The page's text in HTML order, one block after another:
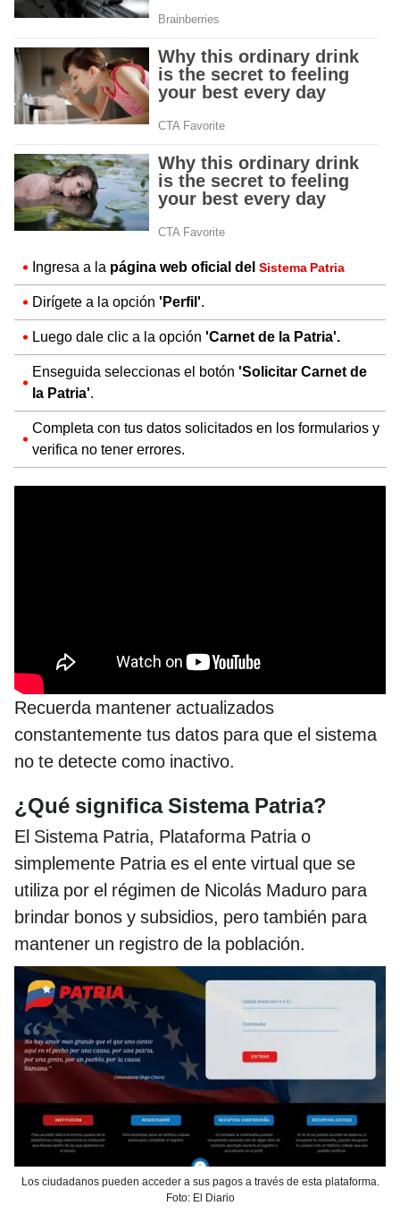
Ingresa a la página web oficial del Sistema Patria
Dirígete a la opción 'Perfil'.
Luego dale clic a la opción 'Carnet de la Patria'.
Enseguida seleccionas el botón 'Solicitar Carnet de
la Patria'.
Completa con tus datos solicitados en los formularios y
verifica no tener errores.
Recuerda mantener actualizados
constantemente tus datos para que el sistema
no te detecte como inactivo.
¿Qué significa Sistema Patria?
El Sistema Patria, Plataforma Patria o
simplemente Patria es el ente virtual que se
utiliza por el régimen de Nicolás Maduro para
brindar bonos y subsidios, pero también para
mantener un registro de la población.
Los ciudadanos pueden acceder a sus pagos a través de esta plataforma.
Foto: El Diario